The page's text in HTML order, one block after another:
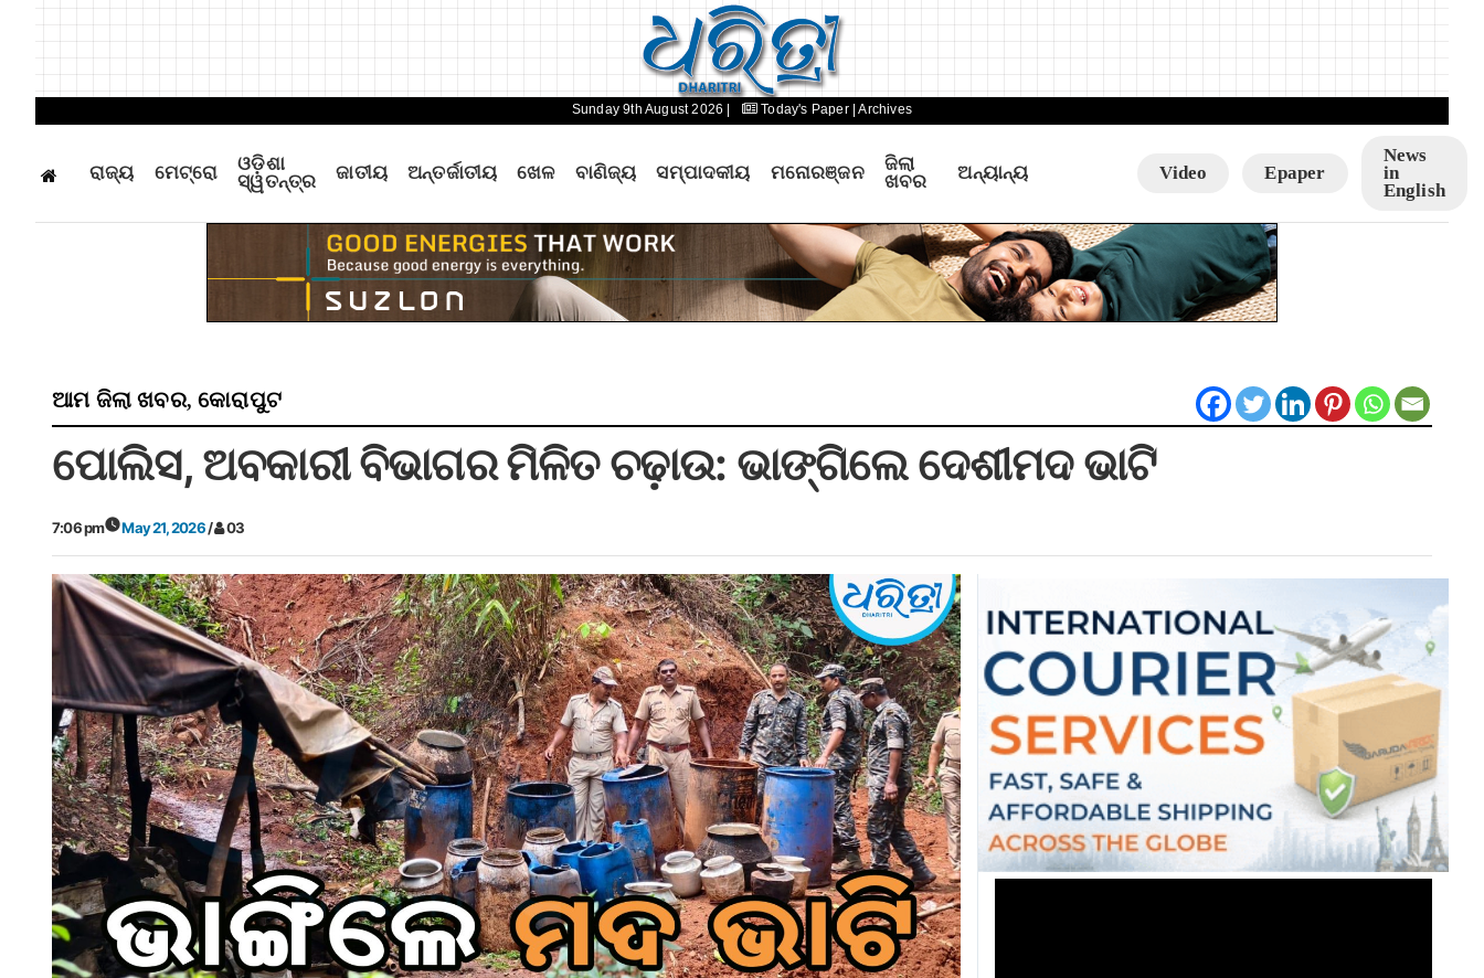
Sunday 9th August 2026 | Today's Paper | Archives
ରାଜ୍ୟ ମେଟ୍ରୋ
ଓଡ଼ିଶା
ସ୍ୱତନ୍ତ୍ର
ଜାତୀୟ ଅନ୍ତର୍ଜାତୀୟ ଖେଳ ବାଣିଜ୍ୟ ସମ୍ପାଦକୀୟ ମନୋରଞ୍ଜନ
ଜିଲା
ଖବର
ଅନ୍ୟାନ୍ୟ Video Epaper
News
in
English
ଆମ ଜିଲା ଖବର,କୋରାପୁଟ
ପୋଲିସ, ଅବକାରୀ ବିଭାଗର ମିଳିତ ଚଢ଼ାଉ: ଭାଙ୍ଗିଲେ ଦେଶୀମଦ ଭାଟି
7:06 pm May 21, 2026/ 03